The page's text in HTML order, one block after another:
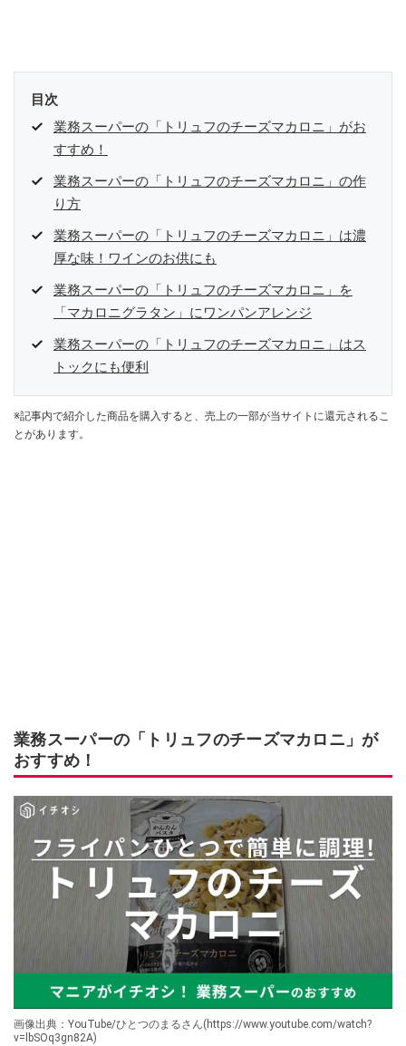
目次
業務スーパーの「トリュフのチーズマカロニ」がお
すすめ！
業務スーパーの「トリュフのチーズマカロニ」の作
り方
業務スーパーの「トリュフのチーズマカロニ」は濃
厚な味！ワインのお供にも
業務スーパーの「トリュフのチーズマカロニ」を
「マカロニグラタン」にワンパンアレンジ
業務スーパーの「トリュフのチーズマカロニ」はス
トックにも便利
※記事内で紹介した商品を購入すると、売上の一部が当サイトに還元されるこ
とがあります。
業務スーパーの「トリュフのチーズマカロニ」が
おすすめ！
画像出典：YouTube/ひとつのまるさん(https://www.youtube.com/watch?
v=lbSOq3gn82A)